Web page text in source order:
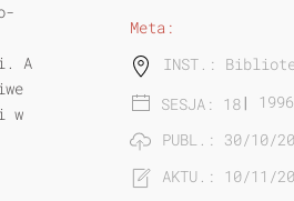
A
w
Meta:
INST.:
SESJA: 18| 1996
PUBL.: 30/10/
AKTU.: 10/11/